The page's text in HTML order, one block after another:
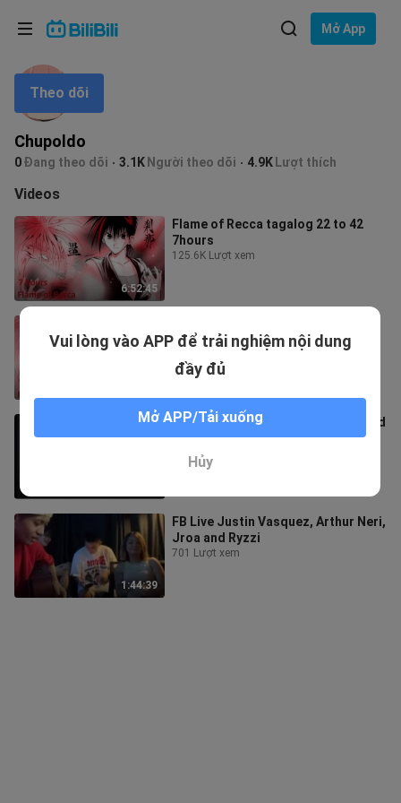
Mở App
Chupoldo
0Đang theo dõi 3.1K Người theo dõi 4.9K Lượt thích
Theo dõi
Videos
6:52:45
Flame of Recca tagalog 22 to 42
7hours
125.6K Lượt xem
21
214.5K Lượt xem
Yamato Nadeshiko Tagalog Dubbed
full anime
113.6K Lượt xem
1:44:39
FB Live Justin Vasquez, Arthur Neri,
Jroa and Ryzzi
701 Lượt xem
Vui lòng vào APP để trải nghiệm nội dung
đầy đủ
Mở APP/Tải xuống
Hủy
Ngôn ngữ: Tiếng Việt
Lựa chọn ngôn ngữ
English
ภาษาไทย
Tiếng Việt
Bahasa Melayu